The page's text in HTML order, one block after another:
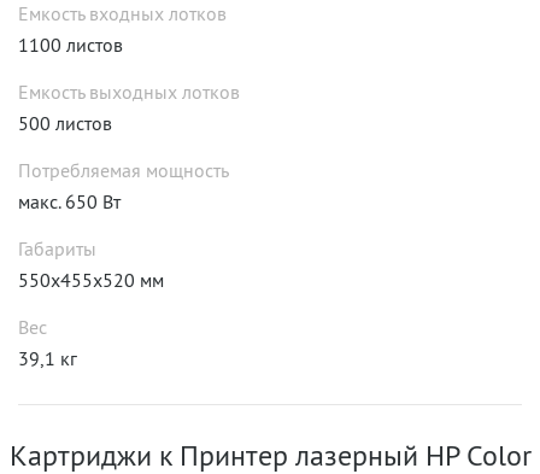
Емкость входных лотков
1100 листов
Емкость выходных лотков
500 листов
Потребляемая мощность
макс. 650 Вт
Габариты
550x455x520 мм
Вес
39,1 кг
Картриджи к Принтер лазерный HP Color